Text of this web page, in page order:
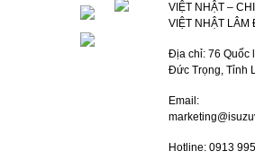
VIỆT NHẬT –
VIỆT NHẬT LÂM
Địa chỉ: 76 Quốc
Đức Trọng, Tỉnh
Email:
Hotline: 0913